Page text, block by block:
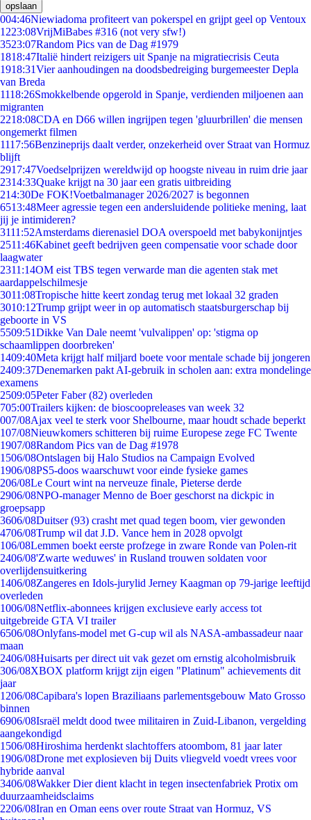
opslaan
004:46Niewiadoma profiteert van pokerspel en grijpt geel op Ventoux
1223:08VrijMiBabes #316 (not very sfw!)
3523:07Random Pics van de Dag #1979
1818:47Italië hindert reizigers uit Spanje na migratiecrisis Ceuta
1918:31Vier aanhoudingen na doodsbedreiging burgemeester Depla
van Breda
1118:26Smokkelbende opgerold in Spanje, verdienden miljoenen aan
migranten
2218:08CDA en D66 willen ingrijpen tegen 'gluurbrillen' die mensen
ongemerkt filmen
1117:56Benzineprijs daalt verder, onzekerheid over Straat van Hormuz
blijft
2917:47Voedselprijzen wereldwijd op hoogste niveau in ruim drie jaar
2314:33Quake krijgt na 30 jaar een gratis uitbreiding
214:30De FOK!Voetbalmanager 2026/2027 is begonnen
6513:48Meer agressie tegen een andersluidende politieke mening, laat
jij je intimideren?
3111:52Amsterdams dierenasiel DOA overspoeld met babykonijntjes
2511:46Kabinet geeft bedrijven geen compensatie voor schade door
laagwater
2311:14OM eist TBS tegen verwarde man die agenten stak met
aardappelschilmesje
3011:08Tropische hitte keert zondag terug met lokaal 32 graden
3010:12Trump grijpt weer in op automatisch staatsburgerschap bij
geboorte in VS
5509:51Dikke Van Dale neemt 'vulvalippen' op: 'stigma op
schaamlippen doorbreken'
1409:40Meta krijgt half miljard boete voor mentale schade bij jongeren
2409:37Denemarken pakt AI-gebruik in scholen aan: extra mondelinge
examens
2509:05Peter Faber (82) overleden
705:00Trailers kijken: de bioscoopreleases van week 32
007/08Ajax veel te sterk voor Shelbourne, maar houdt schade beperkt
107/08Nieuwkomers schitteren bij ruime Europese zege FC Twente
1907/08Random Pics van de Dag #1978
1506/08Ontslagen bij Halo Studios na Campaign Evolved
1906/08PS5-doos waarschuwt voor einde fysieke games
206/08Le Court wint na nerveuze finale, Pieterse derde
2906/08NPO-manager Menno de Boer geschorst na dickpic in
groepsapp
3606/08Duitser (93) crasht met quad tegen boom, vier gewonden
4706/08Trump wil dat J.D. Vance hem in 2028 opvolgt
106/08Lemmen boekt eerste profzege in zware Ronde van Polen-rit
2406/08'Zwarte weduwes' in Rusland trouwen soldaten voor
overlijdensuitkering
1406/08Zangeres en Idols-jurylid Jerney Kaagman op 79-jarige leeftijd
overleden
1006/08Netflix-abonnees krijgen exclusieve early access tot
uitgebreide GTA VI trailer
6506/08Onlyfans-model met G-cup wil als NASA-ambassadeur naar
maan
2406/08Huisarts per direct uit vak gezet om ernstig alcoholmisbruik
306/08XBOX platform krijgt zijn eigen "Platinum" achievements dit
jaar
1206/08Capibara's lopen Braziliaans parlementsgebouw Mato Grosso
binnen
6906/08Israël meldt dood twee militairen in Zuid-Libanon, vergelding
aangekondigd
1506/08Hiroshima herdenkt slachtoffers atoombom, 81 jaar later
1906/08Drone met explosieven bij Duits vliegveld voedt vrees voor
hybride aanval
3406/08Wakker Dier dient klacht in tegen insectenfabriek Protix om
duurzaamheidsclaims
2206/08Iran en Oman eens over route Straat van Hormuz, VS